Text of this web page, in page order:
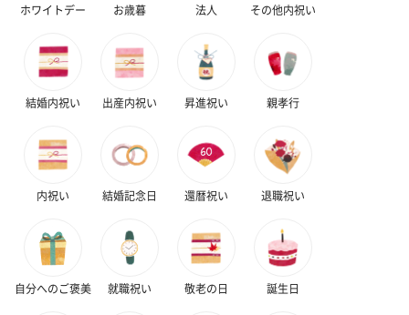
おつまみ・その他
お酒にぴったりのおつまみ・サプリを同梱してお届けいたしま
いぶりがっことチーズ
のオイル漬（981円）
ごろっとうまみ チーズ
のオイル漬（塩麹&レモ
ホワイトデー お歳暮 法人 その他内祝い
結婚内祝い 出産内祝い 昇進祝い 親孝行
内祝い 結婚記念日 還暦祝い 退職祝い
自分へのご褒美 就職祝い 敬老の日 誕生日